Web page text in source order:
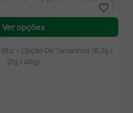
Ver opções
Stic – Opção De Tamanhos (8,2g /
21g / 40g)
favorite_border